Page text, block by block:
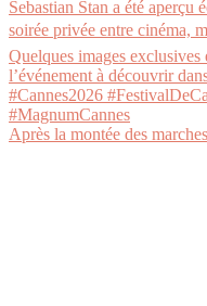
Après la montée des